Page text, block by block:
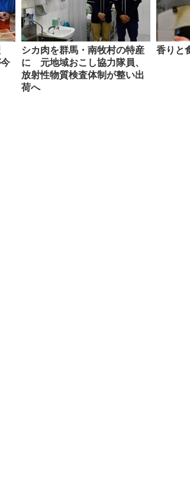
シカ肉を群馬・南牧村の特産
に 元地域おこし協力隊員、
放射性物質検査体制が整い出
荷へ
香りと